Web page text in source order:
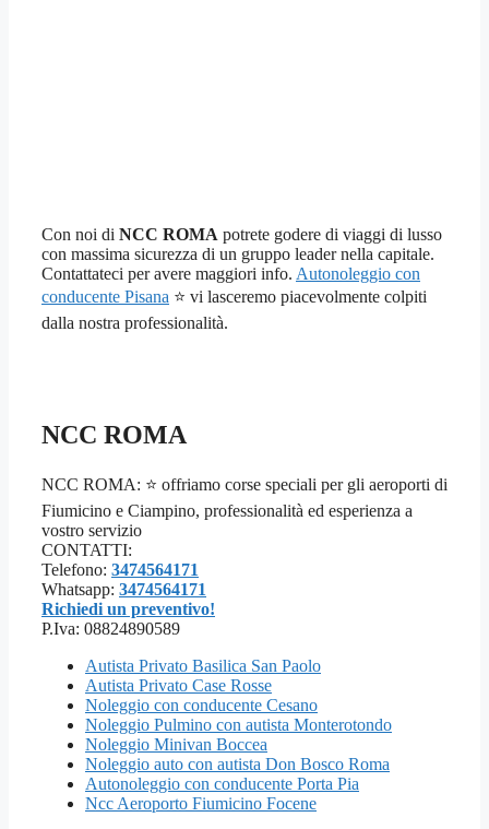
Con noi di NCC ROMA potrete godere di viaggi di lusso
con massima sicurezza di un gruppo leader nella capitale.
Contattateci per avere maggiori info. Autonoleggio con
conducente Pisana ⭐ vi lasceremo piacevolmente colpiti
dalla nostra professionalità.
NCC ROMA
NCC ROMA: ⭐ offriamo corse speciali per gli aeroporti di
Fiumicino e Ciampino, professionalità ed esperienza a
vostro servizio
CONTATTI:
Telefono: 3474564171
Whatsapp: 3474564171
Richiedi un preventivo!
P.Iva: 08824890589
Autista Privato Basilica San Paolo
Autista Privato Case Rosse
Noleggio con conducente Cesano
Noleggio Pulmino con autista Monterotondo
Noleggio Minivan Boccea
Noleggio auto con autista Don Bosco Roma
Autonoleggio con conducente Porta Pia
Ncc Aeroporto Fiumicino Focene